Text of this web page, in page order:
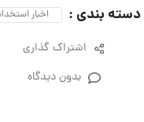
دسته بندی : اخبار
اشتراک گذاری
بدون دیدگاه